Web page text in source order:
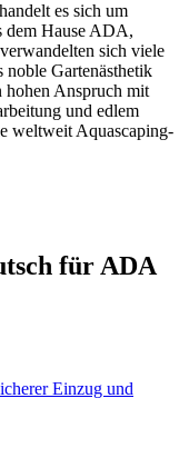
es sich um
dem Hause ADA,
sich viele
noble Gartenästhetik
hohen Anspruch mit
und edlem
weltweit Aquascaping-
für ADA
Einzug und